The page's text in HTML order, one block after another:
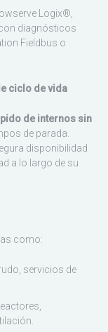
Logix®,
diagnósticos
Fieldbus o
ciclo de vida
de internos sin
de parada.
disponibilidad
a lo largo de su
como:
servicios de